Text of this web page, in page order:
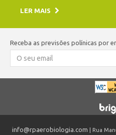
LER MAIS
info@rpaerobiologia.com | Rua
Receba as previsões polínicas por